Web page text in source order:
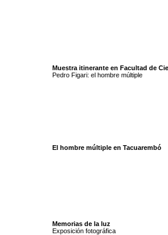
Muestra itinerante en Facultad de
Pedro Figari: el hombre múltiple
El hombre múltiple en Tacuarembó
Memorias de la luz
Exposición fotográfica